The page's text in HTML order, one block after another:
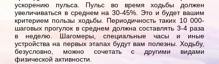
ускорению пульса. Пульс во время ходьбы должен
увеличиваться в среднем на 30-45%. Это и будет вашим
критерием пользы ходьбы. Периодичность таких 10 000-
шаговых прогулок в среднем должна составлять 3-4 раза
в неделю. Шагомеры, специальные часы и иные
устройства на первых этапах будут вам полезны. Ходьбу,
безусловно, можно сочетать с другими видами
физической активности.